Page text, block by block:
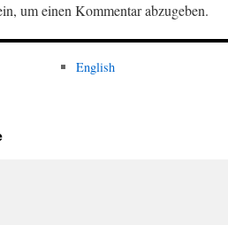
um einen Kommentar abzugeben.
English